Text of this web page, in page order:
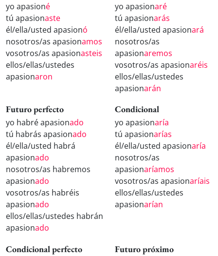
yo apasioné
tú apasionaste
él/ella/usted apasionó
nosotros/as apasionamos
vosotros/as apasionasteis
ellos/ellas/ustedes
apasionaron
yo apasionaré
tú apasionarás
él/ella/usted apasionará
nosotros/as
apasionaremos
vosotros/as apasionaréis
ellos/ellas/ustedes
apasionarán
Futuro perfecto
yo habré apasionado
tú habrás apasionado
él/ella/usted habrá
apasionado
nosotros/as habremos
apasionado
vosotros/as habréis
apasionado
ellos/ellas/ustedes habrán
apasionado
Condicional
yo apasionaría
tú apasionarías
él/ella/usted apasionaría
nosotros/as
apasionaríamos
vosotros/as apasionaríais
ellos/ellas/ustedes
apasionarían
Condicional perfecto Futuro próximo